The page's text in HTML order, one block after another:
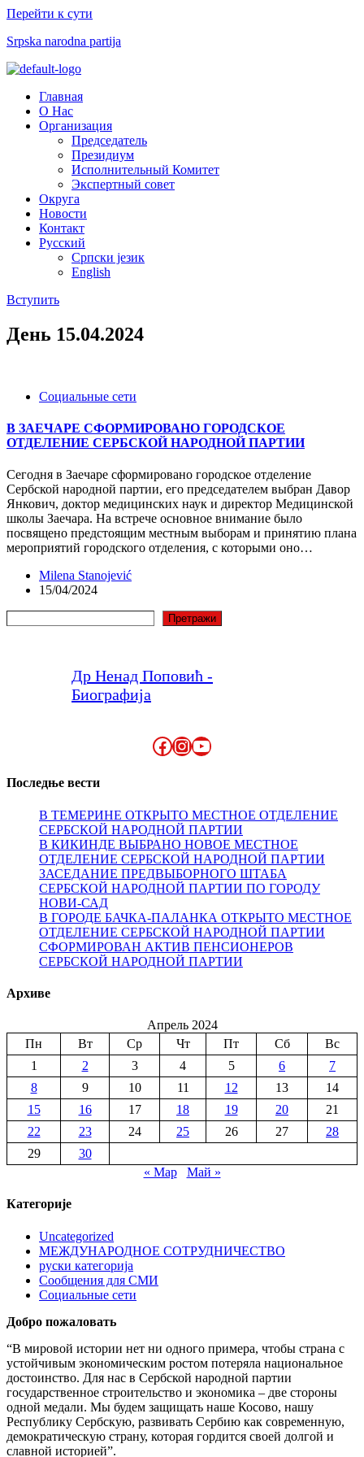
Перейти к сути
Srpska narodna partija
МенюГлавная
О Нас
Организация
Председатель
Президиум
Исполнительный Комитет
Экспертный совет​
Округа
Новости
Контакт
Русский
Српски језик
English
Вступить
День 15.04.2024
Социальные сети
В ЗАЕЧАРЕ СФОРМИРОВАНО ГОРОДСКОЕ
ОТДЕЛЕНИЕ СЕРБСКОЙ НАРОДНОЙ ПАРТИИ
Сегодня в Заечаре сформировано городское отделение
Сербской народной партии, его председателем выбран Давор
Янкович, доктор медицинских наук и директор Медицинской
школы Заечара. На встрече основное внимание было
посвящено предстоящим местным выборам и принятию плана
мероприятий городского отделения, с которыми оно…
Milena Stanojević
15/04/2024
Претражи
Др Ненад Поповић -
Биографија
Facebook
Instagram
YouTube
Последње вести
В ТЕМЕРИНЕ ОТКРЫТО МЕСТНОЕ ОТДЕЛЕНИЕ
СЕРБСКОЙ НАРОДНОЙ ПАРТИИ
В КИКИНДЕ ВЫБРАНО НОВОЕ МЕСТНОЕ
ОТДЕЛЕНИЕ СЕРБСКОЙ НАРОДНОЙ ПАРТИИ
ЗАСЕДАНИЕ ПРЕДВЫБОРНОГО ШТАБА
СЕРБСКОЙ НАРОДНОЙ ПАРТИИ ПО ГОРОДУ
НОВИ-САД
В ГОРОДЕ БАЧКА-ПАЛАНКА ОТКРЫТО МЕСТНОЕ
ОТДЕЛЕНИЕ СЕРБСКОЙ НАРОДНОЙ ПАРТИИ
СФОРМИРОВАН АКТИВ ПЕНСИОНЕРОВ
СЕРБСКОЙ НАРОДНОЙ ПАРТИИ
Архиве
Апрель 2024
Пн
Вт Ср Чт Пт Сб
Вс
1
2 3 4 5 6
7
8
9 10 11 12 13
14
15
16 17 18 19 20
21
22
23 24 25 26 27
28
29
30
« Мар
Май »
Категорије
Uncategorized
МЕЖДУНАРОДНОЕ СОТРУДНИЧЕСТВО
руски категорија
Сообщения для СМИ
Социальные сети
Добро пожаловать
“В мировой истории нет ни одного примера, чтобы страна с
устойчивым экономическим ростом потеряла национальное
достоинство. Для нас в Сербской народной партии
государственное строительство и экономика – две стороны
одной медали. Мы будем защищать наше Косово, нашу
Республику Сербскую, развивать Сербию как современную,
демократическую страну, которая гордится своей долгой и
славной историей”.